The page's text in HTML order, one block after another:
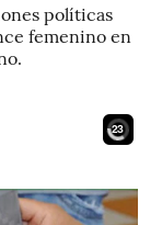
políticas
femenino en
21